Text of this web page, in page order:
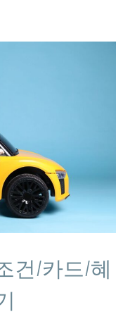
건/카드/혜